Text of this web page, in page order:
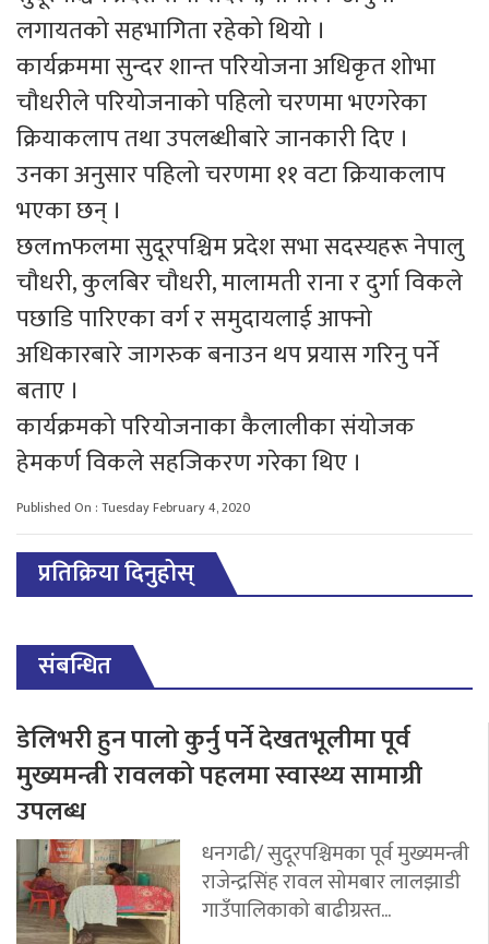
लगायतको सहभागिता रहेको थियो ।
कार्यक्रममा सुन्दर शान्त परियोजना अधिकृत शोभा
चौधरीले परियोजनाको पहिलो चरणमा भएगरेका
क्रियाकलाप तथा उपलब्धीबारे जानकारी दिए ।
उनका अनुसार पहिलो चरणमा ११ वटा क्रियाकलाप
भएका छन् ।
छलmफलमा सुदूरपश्चिम प्रदेश सभा सदस्यहरू नेपालु
चौधरी, कुलबिर चौधरी, मालामती राना र दुर्गा विकले
पछाडि पारिएका वर्ग र समुदायलाई आफ्नो
अधिकारबारे जागरुक बनाउन थप प्रयास गरिनु पर्ने
बताए ।
कार्यक्रमको परियोजनाका कैलालीका संयोजक
हेमकर्ण विकले सहजिकरण गरेका थिए ।
Published On : Tuesday February 4, 2020
प्रतिक्रिया दिनुहोस्
संबन्धित
डेलिभरी हुन पालो कुर्नु पर्ने देखतभूलीमा पूर्व
मुख्यमन्त्री रावलको पहलमा स्वास्थ्य सामाग्री
उपलब्ध
धनगढी/ सुदूरपश्चिमका पूर्व मुख्यमन्त्री
राजेन्द्रसिंह रावल सोमबार लालझाडी
गाउँपालिकाको बाढीग्रस्त...